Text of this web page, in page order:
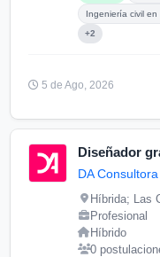
Ingeniería civil en
+2
5 de Ago, 2026
Diseñador
DA
Híbrida; Las
Profesional
Híbrido
0